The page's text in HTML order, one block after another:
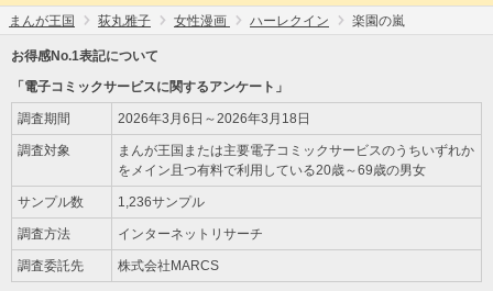
まんが王国 荻丸雅子 女性漫画 ハーレクイン 楽園の嵐
お得感No.1表記について
「電子コミックサービスに関するアンケート」
調査期間 2026年3月6日～2026年3月18日
調査対象
まんが王国または主要電子コミックサービスのうちいずれか
をメイン且つ有料で利用している20歳～69歳の男女
サンプル数 1,236サンプル
調査方法 インターネットリサーチ
調査委託先 株式会社MARCS